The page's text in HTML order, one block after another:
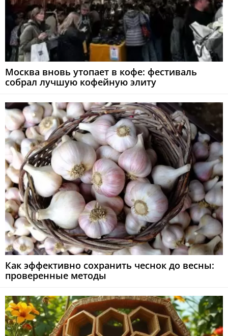
Москва вновь утопает в кофе: фестиваль
собрал лучшую кофейную элиту
Как эффективно сохранить чеснок до весны:
проверенные методы